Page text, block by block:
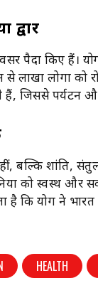
द्वार
पैदा किए हैं।
लाखों लोगों को
जिससे पर्यटन और
बल्कि शांति,
को स्वस्थ और
है कि योग ने
HEALTH